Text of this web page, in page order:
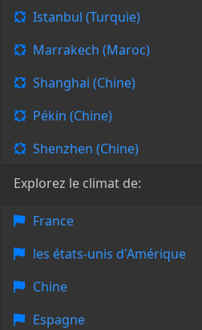
Istanbul (Turquie)
Marrakech (Maroc)
Shanghai (Chine)
Pékin (Chine)
Shenzhen (Chine)
Explorez le climat de:
France
les états-unis d'Amérique
Chine
Espagne